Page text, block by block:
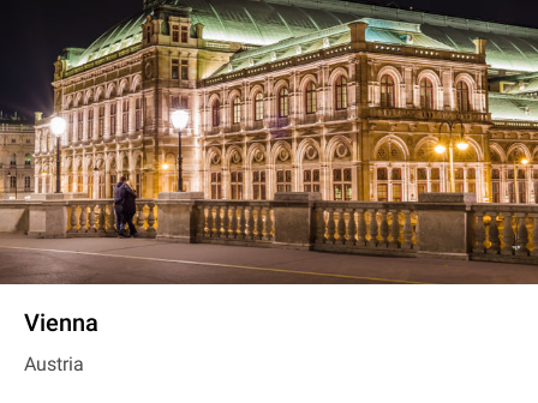
Vienna
Austria